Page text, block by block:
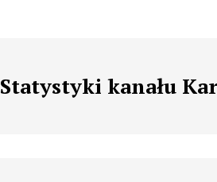
Statystyki kanału